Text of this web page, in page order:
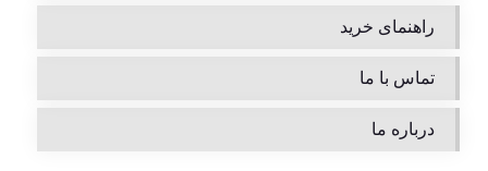
راهنمای خرید
تماس با ما
درباره ما